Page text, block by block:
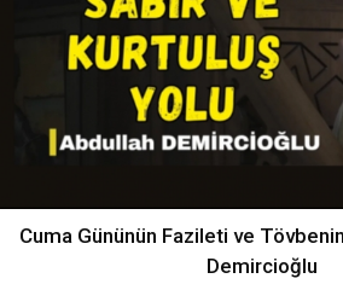
Cuma Gününün Fazileti ve
Demircioğlu